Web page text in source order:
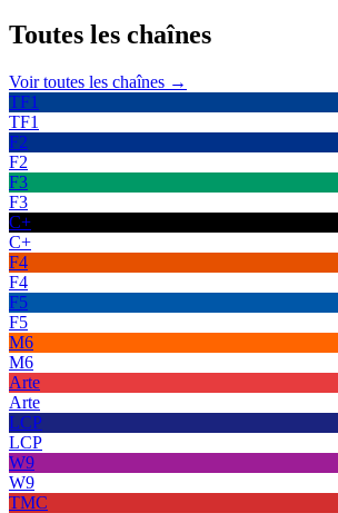
Toutes les chaînes
Voir toutes les chaînes →
TF1
TF1
F2
F2
F3
F3
C+
C+
F4
F4
F5
F5
M6
M6
Arte
Arte
LCP
LCP
W9
W9
TMC